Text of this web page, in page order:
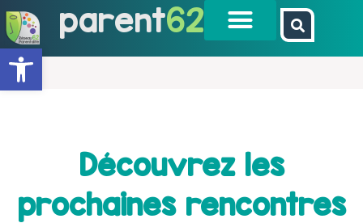
Ouvrir la barre d’outils
parent62
Découvrez les
prochaines rencontres